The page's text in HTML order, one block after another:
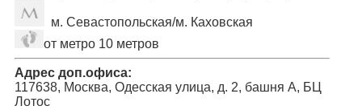
м. Севастопольская/м. Каховская
от метро 10 метров
Адрес доп.офиса:
117638, Москва, Одесская улица, д. 2, башня А, БЦ
Лотос